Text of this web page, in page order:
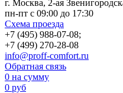
г. Москва, 2-ая
пн-пт с 09:00 до 17:30
Схема проезда
+7 (495) 988-07-08;
+7 (499) 270-28-08
info@proff-comfort.ru
Обратная связь
0 на сумму
0 руб